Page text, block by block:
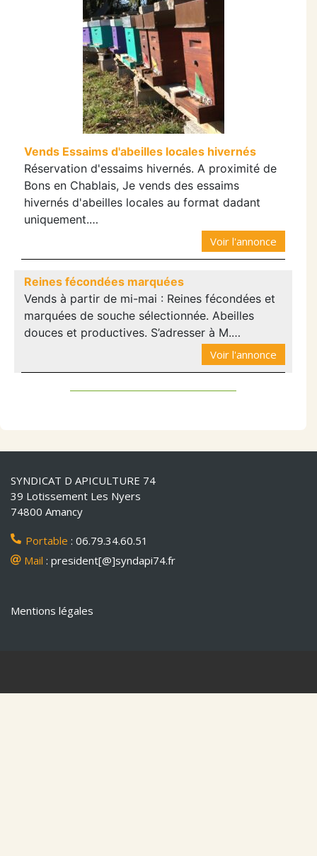
Vends Essaims d'abeilles locales hivernés
Réservation d'essaims hivernés. A proximité de
Bons en Chablais, Je vends des essaims
hivernés d'abeilles locales au format dadant
uniquement.…
Voir l'annonce
Reines fécondées marquées
Vends à partir de mi-mai : Reines fécondées et
marquées de souche sélectionnée. Abeilles
douces et productives. S’adresser à M.…
Voir l'annonce
SYNDICAT D APICULTURE 74
39 Lotissement Les Nyers
74800 Amancy
Portable : 06.79.34.60.51
Mail : president[@]syndapi74.fr
Mentions légales